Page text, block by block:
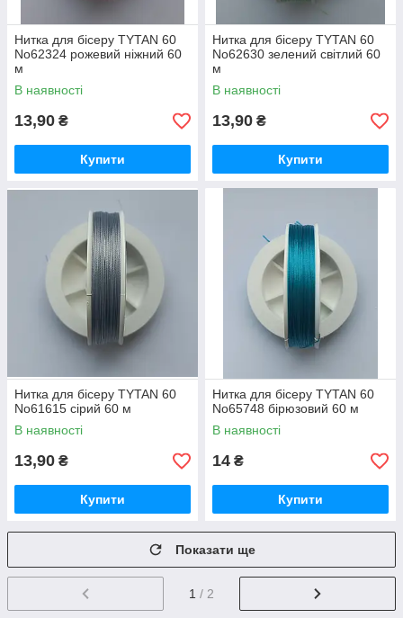
Нитка для бісеру TYTAN 60
No62324 рожевий ніжний 60
м
В наявності
13,90 ₴
Купити
Нитка для бісеру TYTAN 60
No62630 зелений світлий 60
м
В наявності
13,90 ₴
Купити
Нитка для бісеру TYTAN 60
No61615 сірий 60 м
В наявності
13,90 ₴
Купити
Нитка для бісеру TYTAN 60
No65748 бірюзовий 60 м
В наявності
14 ₴
Купити
Показати ще
1 / 2